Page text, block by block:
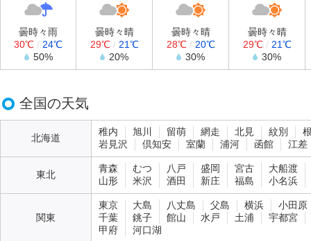
曇時々雨
30℃ / 24℃
50%
曇時々晴
29℃/ 21℃
20%
曇時々晴
28℃/ 20℃
30%
曇時々晴
29℃/ 21℃
30%
全国の天気
北海道
稚内 旭川 留萌 網走 北見 紋別
岩見沢
倶知安 室蘭 浦河 函館 江差
東北
青森 むつ 八戸 盛岡 宮古
大船渡
山形
米沢 酒田 新庄 福島 小名浜
関東
東京 大島 八丈島 父島 横浜
小田原
千葉
銚子 館山 水戸 土浦
宇都宮
甲府
河口湖